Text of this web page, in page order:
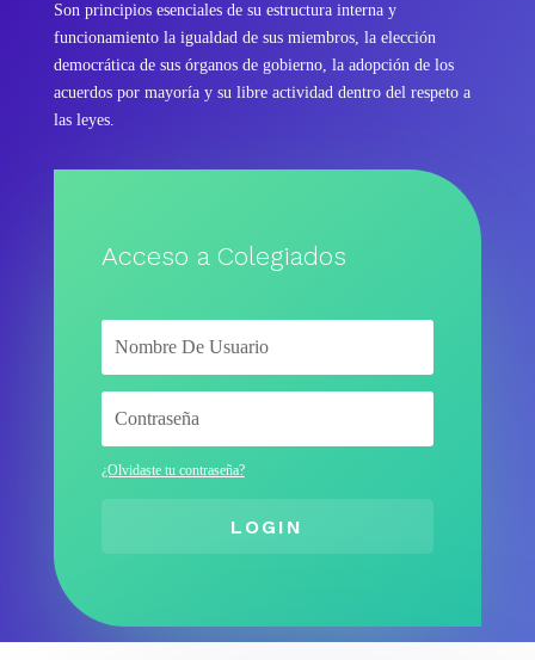
Son principios esenciales de su estructura interna y
funcionamiento la igualdad de sus miembros, la elección
democrática de sus órganos de gobierno, la adopción de los
acuerdos por mayoría y su libre actividad dentro del respeto a
las leyes.
Acceso a Colegiados
¿Olvidaste tu contraseña?
LOGIN